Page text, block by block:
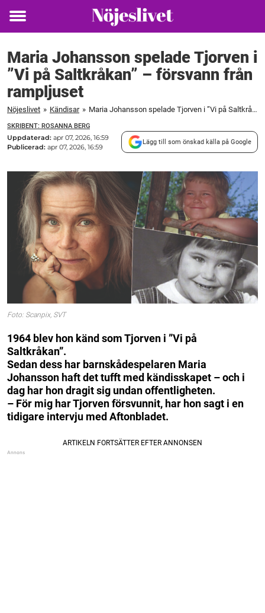
Toggle
Maria Johansson spelade Tjorven i
”Vi på Saltkråkan” – försvann från
rampljuset
Nöjeslivet » Kändisar » Maria Johansson spelade Tjorven i ”Vi på Saltkråkan” – försvann från rampljuset
SKRIBENT: ROSANNA BERG
Uppdaterad: apr 07, 2026, 16:59
Publicerad: apr 07, 2026, 16:59
Lägg till som önskad källa på Google
Foto: Scanpix, SVT
1964 blev hon känd som Tjorven i ”Vi på
Saltkråkan”.
Sedan dess har barnskådespelaren Maria
Johansson haft det tufft med kändisskapet – och i
dag har hon dragit sig undan offentligheten.
– För mig har Tjorven försvunnit, har hon sagt i en
tidigare intervju med Aftonbladet.